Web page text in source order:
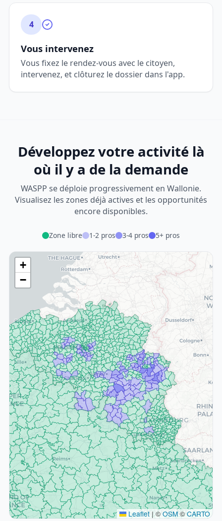
4
Vous intervenez
Vous fixez le rendez-vous avec le citoyen,
intervenez, et clôturez le dossier dans l'app.
Développez votre activité là
où il y a de la demande
WASPP se déploie progressivement en Wallonie.
Visualisez les zones déjà actives et les opportunités
encore disponibles.
Zone libre 1-2 pros 3-4 pros 5+ pros
+
−
Leaflet |© OSM©CARTO